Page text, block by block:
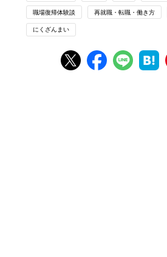
職場復帰体験談 再就職・転職・働き方
にくざんまい